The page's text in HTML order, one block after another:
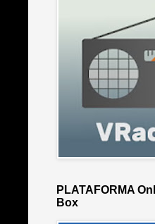
PLATAFORMA
Box